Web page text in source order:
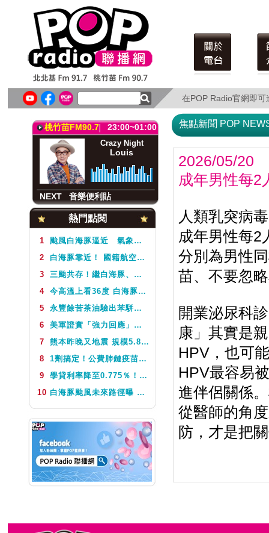
在POP Radio官網即
在POP Radio官網即
北北基FM91.723:00~01:00
Crazy Night
Louis
NEXT音樂便利貼
桃竹苗FM90.723:00~01:00
Crazy Night
Louis
NEXT
音樂便利貼
北北基FM91.723:00~01:00
Crazy Night
Louis
熱門點閱
1
颱風白海豚逼近 氣象署不排除周5下半天發布海警
2
白海豚靠近！ 國籍航空往返日本航班異動一次看
3
三颱共存！繼白海豚、鯨魚後昌鴻颱風生成 氣象署揭對台影響
4 今高溫上看36度 白海豚颱風這天最靠近台灣 不排除發海警
5
永豐餘苦茶油驗出苯駢芘超標 北市衛生局：不分批號全面預防性下架
6
美軍證實「強力回應」伊朗飛彈襲擊 國際油價急漲後仍守穩90美元之上
7
熊本昨晚又地震 規模5.8深度極淺 最大震度5弱、氣象廳籲留意餘震
8
1劑搞定！公費肺鏈疫苗8月10日升級為新型疫苗 疾管署：317萬人受惠
9
學貸利率降至0.775％！台銀8月1日起受理申請 寬限期延長2年
10 白海豚颱風未來路徑曝 今體感飆39度 午後山區防大雨
焦點新聞 POP
2026/05/20
成年男性每
人類乳突病
成年男性每2
分別為男性
苗、不要忽
開業泌尿科
康」其實是
HPV，也可
HPV最容易
進伴侶關係
從醫師的角
防，才是把